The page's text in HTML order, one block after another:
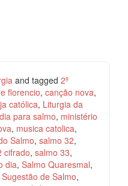
and tagged 2º
florencio, canção nova,
católica, Liturgia da
para salmo, ministério
, musica catolica,
Salmo, salmo 32,
cifrado, salmo 33,
dia, Salmo Quaresmal,
Sugestão de Salmo,